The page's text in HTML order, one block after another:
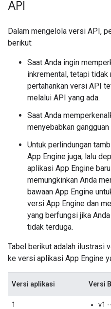
API
Dalam mengelola versi API,
berikut:
Saat Anda ingin
inkremental, tetapi tidak
pertahankan versi API
melalui API yang ada.
Saat Anda
menyebabkan
Untuk perlindungan
App Engine juga, lalu
aplikasi App Engine
memungkinkan Anda
bawaan App Engine
versi App Engine dan
yang berfungsi jika
tidak terduga.
Tabel berikut adalah ilustrasi
ke versi aplikasi App Engine
Versi aplikasi Versi
1 v1